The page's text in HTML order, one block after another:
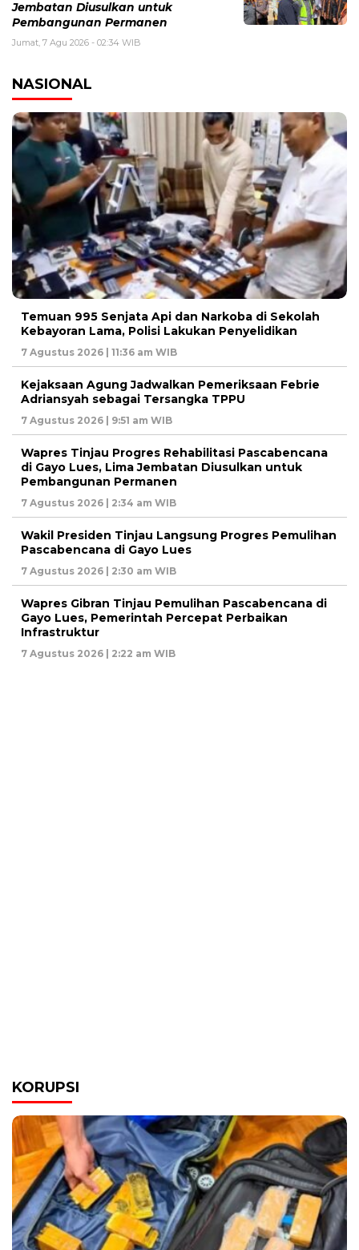
Jembatan Diusulkan untuk
Pembangunan Permanen
Jumat, 7 Agu 2026 - 02:34 WIB
NASIONAL
Temuan 995 Senjata Api dan Narkoba di Sekolah
Kebayoran Lama, Polisi Lakukan Penyelidikan
7 Agustus 2026 | 11:36 am WIB
Kejaksaan Agung Jadwalkan Pemeriksaan Febrie
Adriansyah sebagai Tersangka TPPU
7 Agustus 2026 | 9:51 am WIB
Wapres Tinjau Progres Rehabilitasi Pascabencana
di Gayo Lues, Lima Jembatan Diusulkan untuk
Pembangunan Permanen
7 Agustus 2026 | 2:34 am WIB
Wakil Presiden Tinjau Langsung Progres Pemulihan
Pascabencana di Gayo Lues
7 Agustus 2026 | 2:30 am WIB
Wapres Gibran Tinjau Pemulihan Pascabencana di
Gayo Lues, Pemerintah Percepat Perbaikan
Infrastruktur
7 Agustus 2026 | 2:22 am WIB
KORUPSI